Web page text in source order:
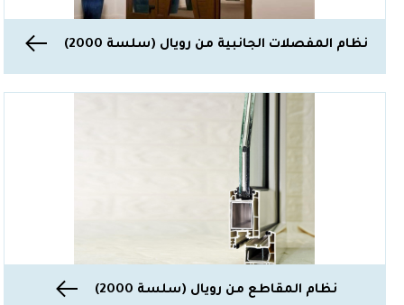
نظام المفصلات الجانبية من رويال (سلسة 2000)
نظام المقاطع من رويال (سلسة 2000)